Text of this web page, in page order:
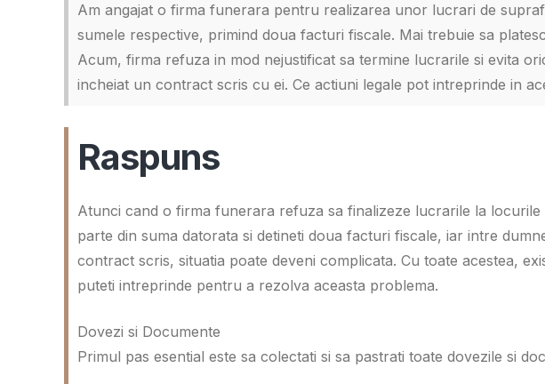
Am angajat o firma funerara pentru realizarea unor lucrari de
sumele respective, primind doua facturi fiscale. Mai trebuie sa
Acum, firma refuza in mod nejustificat sa termine lucrarile si evita
incheiat un contract scris cu ei. Ce actiuni legale pot intreprinde in
Raspuns
Atunci cand o firma funerara refuza sa finalizeze lucrarile la
parte din suma datorata si detineti doua facturi fiscale, iar intre
contract scris, situatia poate deveni complicata. Cu toate acestea,
puteti intreprinde pentru a rezolva aceasta problema.
Dovezi si Documente
Primul pas esential este sa colectati si sa pastrati toate dovezile si